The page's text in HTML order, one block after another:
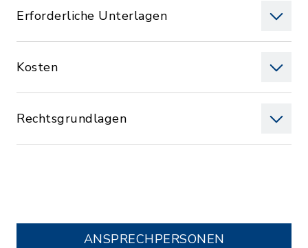
Erforderliche Unterlagen
Kosten
Rechtsgrundlagen
ANSPRECHPERSONEN